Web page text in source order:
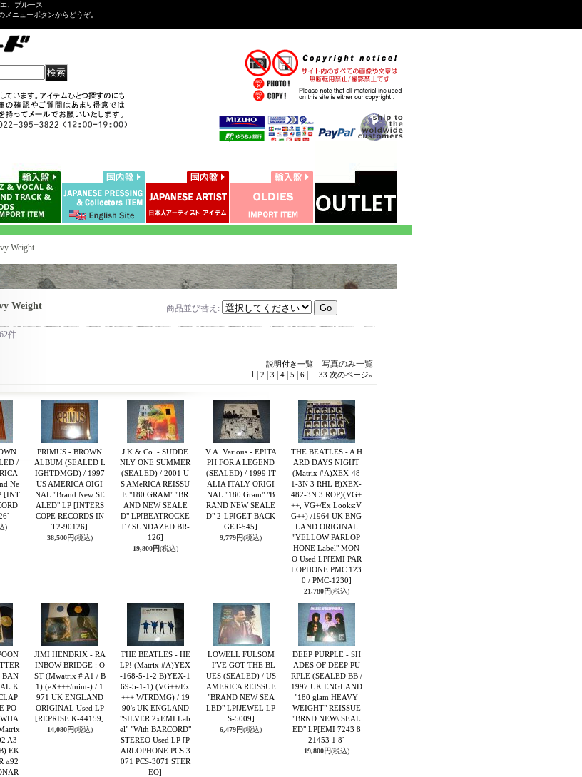
、ブルース
ニューボタンからどうぞ。
Weight
Weight 商品並び替え :
件
説明付き一覧写真のみ一覧
1| 2 3 4| 5 6| ... 33 次のページ»
/
Ne
[INT
)
PRIMUS - BROWN
ALBUM (SEALED L
IGHTDMGD) / 1997
US AMERICA OIGI
NAL "Brand New SE
ALED" LP [INTERS
COPE RECORDS IN
T2-90126]
38,500円(税込)
J.K.& Co. - SUDDE
NLY ONE SUMMER
(SEALED) / 2001 U
S AMeRICA REISSU
E "180 GRAM" "BR
AND NEW SEALE
D" LP[BEATROCKE
T / SUNDAZED BR-
126]
19,800円(税込)
V.A. Various - EPITA
PH FOR A LEGEND
(SEALED) / 1999 IT
ALIA ITALY ORIGI
NAL "180 Gram" "B
RAND NEW SEALE
D" 2-LP[GET BACK
GET-545]
9,779円(税込)
THE BEATLES - A H
ARD DAYS NIGHT
(Matrix #A)XEX-48
1-3N 3 RHL B)XEX-
482-3N 3 ROP)(VG+
++, VG+/Ex Looks:V
G++) /1964 UK ENG
LAND ORIGINAL
"YELLOW PARLOP
HONE Label" MON
O Used LP[EMI PAR
LOPHONE PMC 123
0 / PMC-1230]
21,780円(税込)
BAN
K
PO
A3
EK
▵92
JIMI HENDRIX - RA
INBOW BRIDGE : O
ST (Mwatrix # A1 / B
1) (eX+++/mint-) / 1
971 UK ENGLAND
ORIGINAL Used LP
[REPRISE K-44159]
14,080円(税込)
THE BEATLES - HE
LP! (Matrix #A)YEX
-168-5-1-2 B)YEX-1
69-5-1-1) (VG++/Ex
+++ WTRDMG) / 19
90's UK ENGLAND
"SILVER 2xEMI Lab
el" "With BARCORD"
STEREO Used LP [P
ARLOPHONE PCS 3
071 PCS-3071 STER
EO]
LOWELL FULSOM
- I'VE GOT THE BL
UES (SEALED) / US
AMERICA REISSUE
"BRAND NEW SEA
LED" LP[JEWEL LP
S-5009]
6,479円(税込)
DEEP PURPLE - SH
ADES OF DEEP PU
RPLE (SEALED BB /
1997 UK ENGLAND
"180 glam HEAVY
WEIGHT" REISSUE
"BRND NEW\ SEAL
ED" LP[EMI 7243 8
21453 1 8]
19,800円(税込)